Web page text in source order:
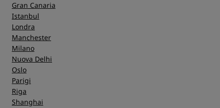
Gran Canaria
Istanbul
Londra
Manchester
Milano
Nuova Delhi
Oslo
Parigi
Riga
Shanghai